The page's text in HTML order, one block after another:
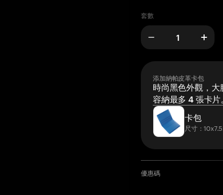
套數
添加納帕皮革卡包
時尚黑色外觀，大
容納最多 4 張卡片
卡包
尺寸：
優惠碼